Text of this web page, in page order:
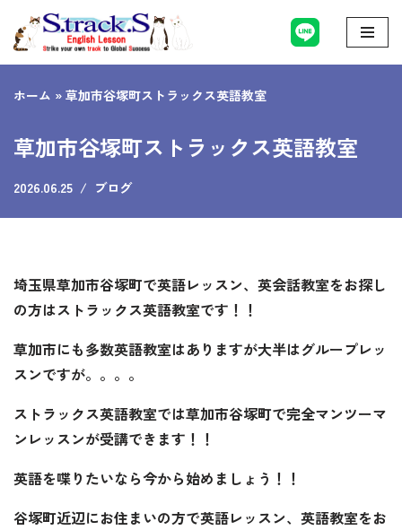
コ
テ
ツ
プ
ホーム » 草加市谷塚町ストラックス英語教室
草加市谷塚町ストラックス英語教室
2026.06.25 ブログ
埼玉県草加市谷塚町で英語レッスン、英会話教室をお探し
の方はストラックス英語教室です！！
草加市にも多数英語教室はありますが大半はグループレッ
スンですが。。。。
ストラックス英語教室では草加市谷塚町で完全マンツーマ
ンレッスンが受講できます！！
英語を喋りたいなら今から始めましょう！！
谷塚町近辺にお住まいの方で英語レッスン、英語教室をお